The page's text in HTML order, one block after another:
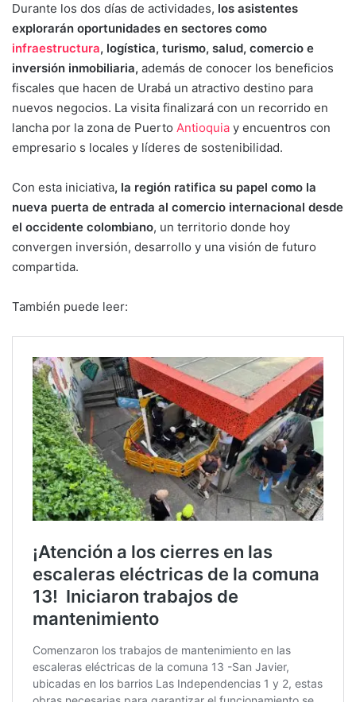
Durante los dos días de actividades, los asistentes
explorarán oportunidades en sectores como
infraestructura, logística, turismo, salud, comercio e
inversión inmobiliaria, además de conocer los beneficios
fiscales que hacen de Urabá un atractivo destino para
nuevos negocios. La visita finalizará con un recorrido en
lancha por la zona de Puerto Antioquia y encuentros con
empresario s locales y líderes de sostenibilidad.
Con esta iniciativa, la región ratifica su papel como la
nueva puerta de entrada al comercio internacional desde
el occidente colombiano, un territorio donde hoy
convergen inversión, desarrollo y una visión de futuro
compartida.
También puede leer: